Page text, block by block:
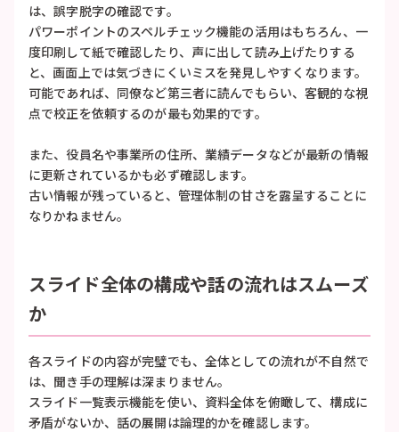
は、誤字脱字の確認です。
パワーポイントのスペルチェック機能の活用はもちろん、一
度印刷して紙で確認したり、声に出して読み上げたりする
と、画面上では気づきにくいミスを発見しやすくなります。
可能であれば、同僚など第三者に読んでもらい、客観的な視
点で校正を依頼するのが最も効果的です。
また、役員名や事業所の住所、業績データなどが最新の情報
に更新されているかも必ず確認します。
古い情報が残っていると、管理体制の甘さを露呈することに
なりかねません。
スライド全体の構成や話の流れはスムーズ
か
各スライドの内容が完璧でも、全体としての流れが不自然で
は、聞き手の理解は深まりません。
スライド一覧表示機能を使い、資料全体を俯瞰して、構成に
矛盾がないか、話の展開は論理的かを確認します。